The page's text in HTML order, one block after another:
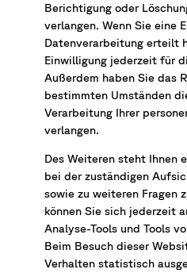
Berichtigung oder
verlangen. Wenn Sie eine
Datenverarbeitung erteilt
Einwilligung jederzeit für
Außerdem haben Sie das
bestimmten Umständen
Verarbeitung Ihrer
verlangen.
Des Weiteren steht Ihnen
bei der zuständigen
sowie zu weiteren Fragen
können Sie sich jederzeit
Analyse-Tools und Tools
Beim Besuch dieser
Verhalten statistisch